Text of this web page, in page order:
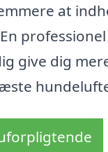
at
give dig